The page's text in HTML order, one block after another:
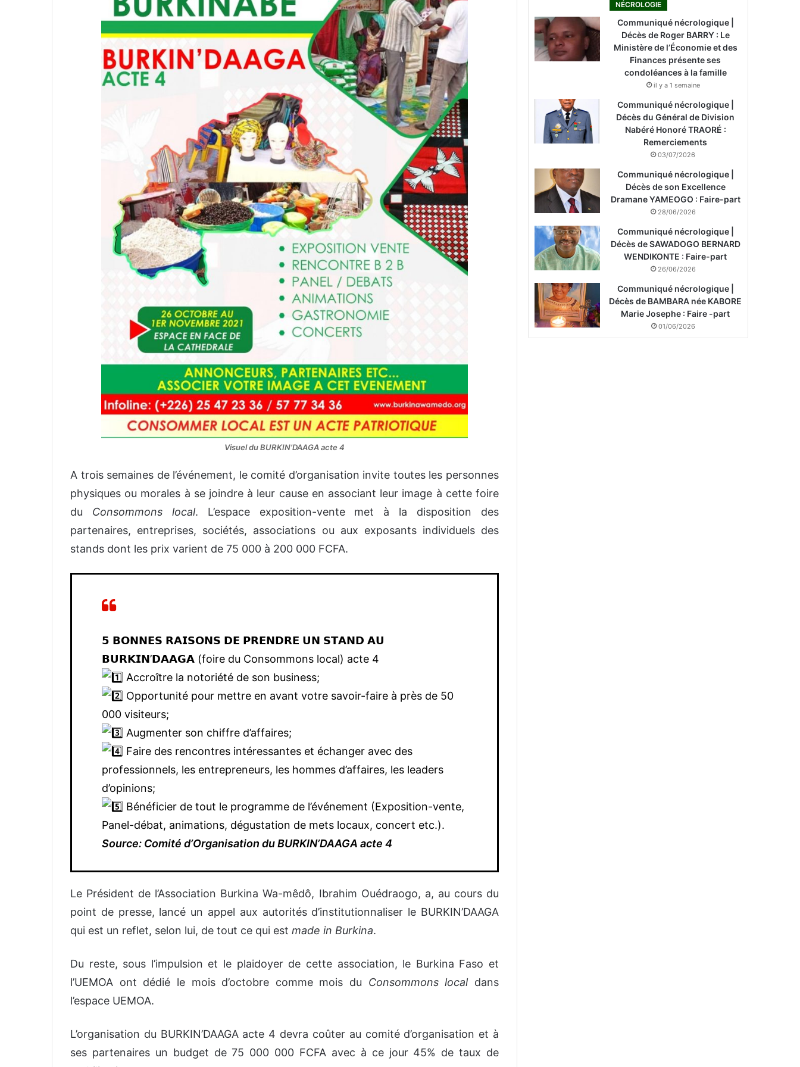
Visuel du BURKIN’DAAGA acte 4
A trois semaines de l’événement, le comité d’organisation invite toutes les personnes
physiques ou morales à se joindre à leur cause en associant leur image à cette foire
du Consommons local. L’espace exposition-vente met à la disposition des
partenaires, entreprises, sociétés, associations ou aux exposants individuels des
stands dont les prix varient de 75 000 à 200 000 FCFA.
𝟱 𝗕𝗢𝗡𝗡𝗘𝗦 𝗥𝗔𝗜𝗦𝗢𝗡𝗦 𝗗𝗘 𝗣𝗥𝗘𝗡𝗗𝗥𝗘 𝗨𝗡 𝗦𝗧𝗔𝗡𝗗 𝗔𝗨
𝗕𝗨𝗥𝗞𝗜𝗡’𝗗𝗔𝗔𝗚𝗔 (foire du Consommons local) acte 4
Accroître la notoriété de son business;
Opportunité pour mettre en avant votre savoir-faire à près de 50
000 visiteurs;
Augmenter son chiffre d’affaires;
Faire des rencontres intéressantes et échanger avec des
professionnels, les entrepreneurs, les hommes d’affaires, les leaders
d’opinions;
Bénéficier de tout le programme de l’événement (Exposition-vente,
Panel-débat, animations, dégustation de mets locaux, concert etc.).
Source: Comité d’Organisation du BURKIN’DAAGA acte 4
Le Président de l’Association Burkina Wa-mêdô, Ibrahim Ouédraogo, a, au cours du
point de presse, lancé un appel aux autorités d’institutionnaliser le BURKIN’DAAGA
qui est un reflet, selon lui, de tout ce qui est made in Burkina.
Du reste, sous l’impulsion et le plaidoyer de cette association, le Burkina Faso et
l’UEMOA ont dédié le mois d’octobre comme mois du Consommons localdans
l’espace UEMOA.
L’organisation du BURKIN’DAAGA acte 4 devra coûter au comité d’organisation et à
ses partenaires un budget de 75 000 000 FCFA avec à ce jour 45% de taux de
NÉCROLOGIE
Communiqué nécrologique |
Décès de Roger BARRY : Le
Ministère de l’Économie et des
Finances présente ses
condoléances à la famille
il y a 1 semaine
Communiqué nécrologique |
Décès du Général de Division
Nabéré Honoré TRAORÉ :
Remerciements
03/07/2026
Communiqué nécrologique |
Décès de son Excellence
Dramane YAMEOGO : Faire-part
28/06/2026
Communiqué nécrologique |
Décès de SAWADOGO BERNARD
WENDIKONTE : Faire-part
26/06/2026
Communiqué nécrologique |
Décès de BAMBARA née KABORE
Marie Josephe : Faire -part
01/06/2026